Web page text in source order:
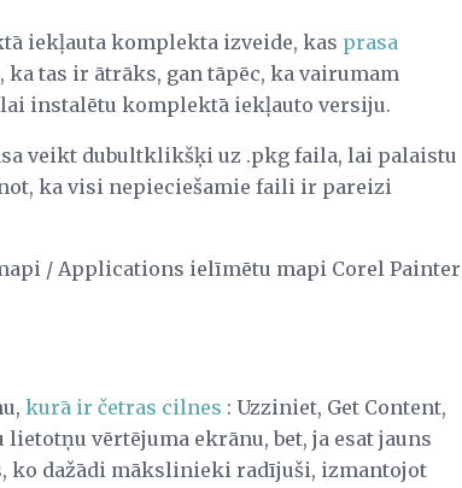
iekļauta komplekta izveide, kas prasa
tas ir ātrāks, gan tāpēc, ka vairumam
instalētu komplektā iekļauto versiju.
veikt dubultklikšķi uz .pkg faila, lai palaistu
ka visi nepieciešamie faili ir pareizi
/ Applications ielīmētu mapi Corel Painter
kurā ir četras cilnes : Uzziniet, Get Content,
vērtējuma ekrānu, bet, ja esat jauns
ko dažādi mākslinieki radījuši, izmantojot